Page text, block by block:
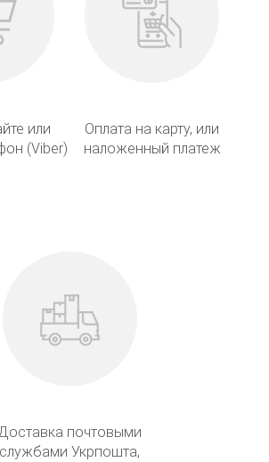
или
(Viber)
Оплата на карту, или
наложенный платеж
почтовыми
службами Укрпошта,